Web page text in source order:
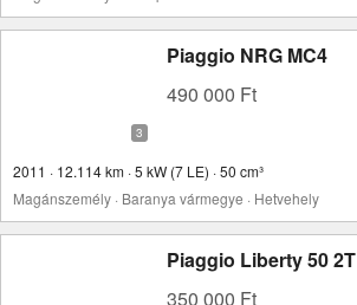
Piaggio NRG MC4
490 000 Ft
2011 · 12.114 km · 5 kW (7 LE) · 50 cm³
Magánszemély · Baranya vármegye · Hetvehely
Piaggio Liberty 50 2T
350 000 Ft